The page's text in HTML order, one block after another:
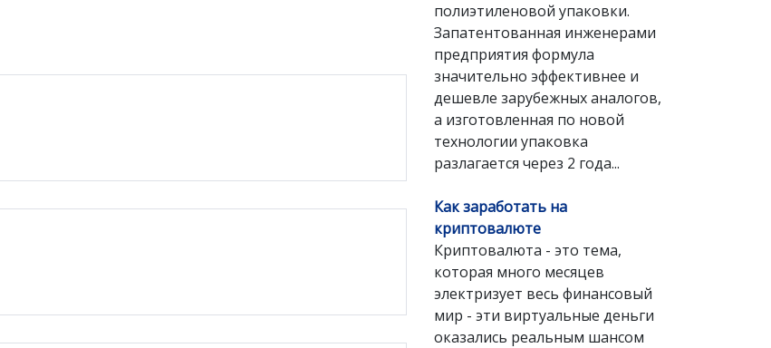
полиэтиленовой упаковки.
Запатентованная инженерами
предприятия формула
значительно эффективнее и
дешевле зарубежных аналогов,
а изготовленная по новой
технологии упаковка
разлагается через 2 года...
Как заработать на
криптовалюте
Криптовалюта - это тема,
которая много месяцев
электризует весь финансовый
мир - эти виртуальные деньги
оказались реальным шансом